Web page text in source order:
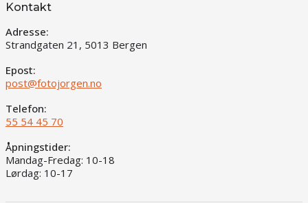
Kontakt
Adresse:
Strandgaten 21, 5013 Bergen
Epost:
post@fotojorgen.no
Telefon:
55 54 45 70
Åpningstider:
Mandag-Fredag: 10-18
Lørdag: 10-17